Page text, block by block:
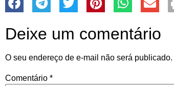
Deixe um comentário
O seu endereço de e-mail não será publicado.
Comentário *